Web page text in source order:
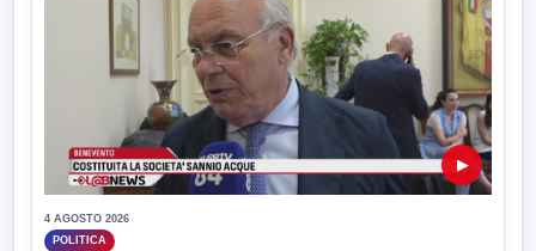
▶
4 AGOSTO 2026
POLITICA